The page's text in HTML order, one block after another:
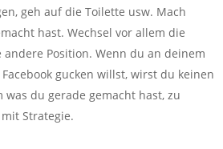
geh auf die Toilette usw. Mach
hast. Wechsel vor allem die
Position. Wenn du an deinem
gucken willst, wirst du keinen
du gerade gemacht hast, zu
Strategie.